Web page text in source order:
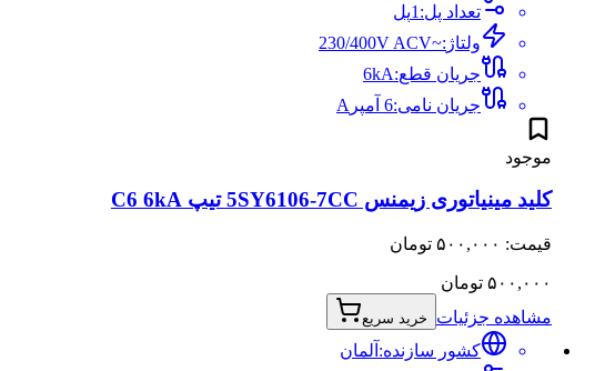
تعداد پل:
1پل
ولتاژ :
~230/400V AC
V
جریان قطع:
6kA
جریان نامی:6 آمپر A
موجود
کلید مینیاتوری زیمنس 5SY6106-7CC تیپ C6 6kA
قیمت: ۵۰۰,۰۰۰ تومان
۵۰۰,۰۰۰ تومان
مشاهده جزئیات
خرید سریع
کشور سازنده: آلمان